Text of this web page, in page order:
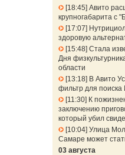
18:45 Авито
крупногабарита с
17:07
здоровую
15:48 Стала
Дня
области
13:18 В Авито
фильтр для поиска
11:30 К
заключению
который убил
10:04 Улица
Самаре может
03 августа